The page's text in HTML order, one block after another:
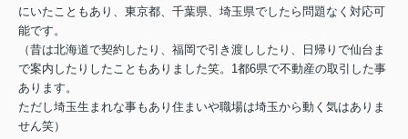
にいたこともあり、東京都、千葉県、埼玉県でしたら問題なく対応可
能です。
（昔は北海道で契約したり、福岡で引き渡ししたり、日帰りで仙台ま
で案内したりしたこともありました笑。1都6県で不動産の取引した事
あります。
ただし埼玉生まれな事もあり住まいや職場は埼玉から動く気はありま
せん笑）